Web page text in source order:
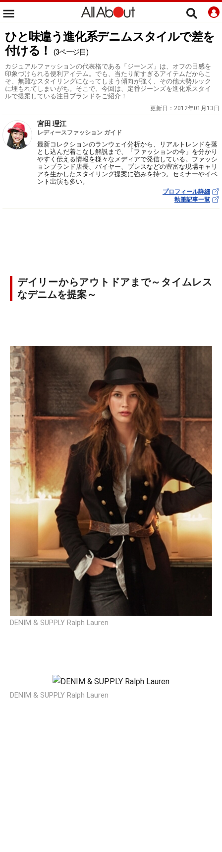
ひと味違う進化系デニムスタイルで差を
付ける！
(3ページ目)
カジュアルファッションの代表格である「ジーンズ」は、オフの日感を
印象づけられる便利アイテム。でも、当たり前すぎるアイテムだからこ
そ、無難なスタイリングになってしまう傾向が強く、その他大勢ルック
に埋もれてしまいがち。そこで、今回は、定番ジーンズを進化系スタイ
ルで提案している注目ブランドをご紹介！
更新日： 2012年01月13日
宮田 理江
レディースファッション ガイド
最新コレクションのランウェイ分析から、リアルトレンドを落
とし込んだ着こなし解説まで、「ファッションの今」を分かり
やすく伝える情報を様々なメディアで発信している。ファッシ
ョンブランド店長、バイヤー、プレスなどの豊富な現場キャリ
アを生かしたスタイリング提案に強みを持つ。セミナーやイベ
ント出演も多い。
プロフィール詳細
執筆記事一覧
デイリーからアウトドアまで～タイムレス
なデニムを提案～
DENIM & SUPPLY Ralph Lauren
DENIM & SUPPLY Ralph Lauren